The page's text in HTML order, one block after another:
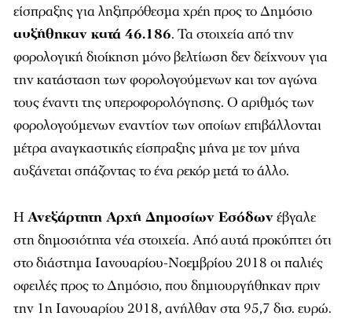
είσπραξης για ληξιπρόθεσμα χρέη προς το Δημόσιο
αυξήθηκαν κατά 46.186. Τα στοιχεία από την
φορολογική διοίκηση μόνο βελτίωση δεν δείχνουν για
την κατάσταση των φορολογούμενων και τον αγώνα
τους έναντι της υπεροφορολόγησης. Ο αριθμός των
φορολογούμενων εναντίον των οποίων επιβάλλονται
μέτρα αναγκαστικής είσπραξης μήνα με τον μήνα
αυξάνεται σπάζοντας το ένα ρεκόρ μετά το άλλο.
ΗΑνεξάρτητη Αρχή Δημοσίων Εσόδωνέβγαλε
στη δημοσιότητα νέα στοιχεία. Από αυτά προκύπτει ότι
στο διάστημα Ιανουαρίου-Νοεμβρίου 2018 οι παλιές
οφειλές προς το Δημόσιο, που δημιουργήθηκαν πριν
την 1η Ιανουαρίου 2018, ανήλθαν στα 95,7 δισ. ευρώ.